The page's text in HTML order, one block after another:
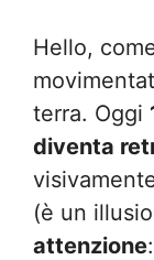
Hello,
terra. Oggi
diventa
(è un
attenzione